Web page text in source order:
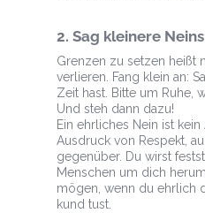
2. Sag kleinere Neins
Grenzen zu setzen heißt
verlieren. Fang klein an:
Zeit hast. Bitte um Ruhe,
Und steh dann dazu!
Ein ehrliches Nein ist
Ausdruck von Respekt,
gegenüber. Du wirst
Menschen um dich
mögen, wenn du ehrlich
kund tust.